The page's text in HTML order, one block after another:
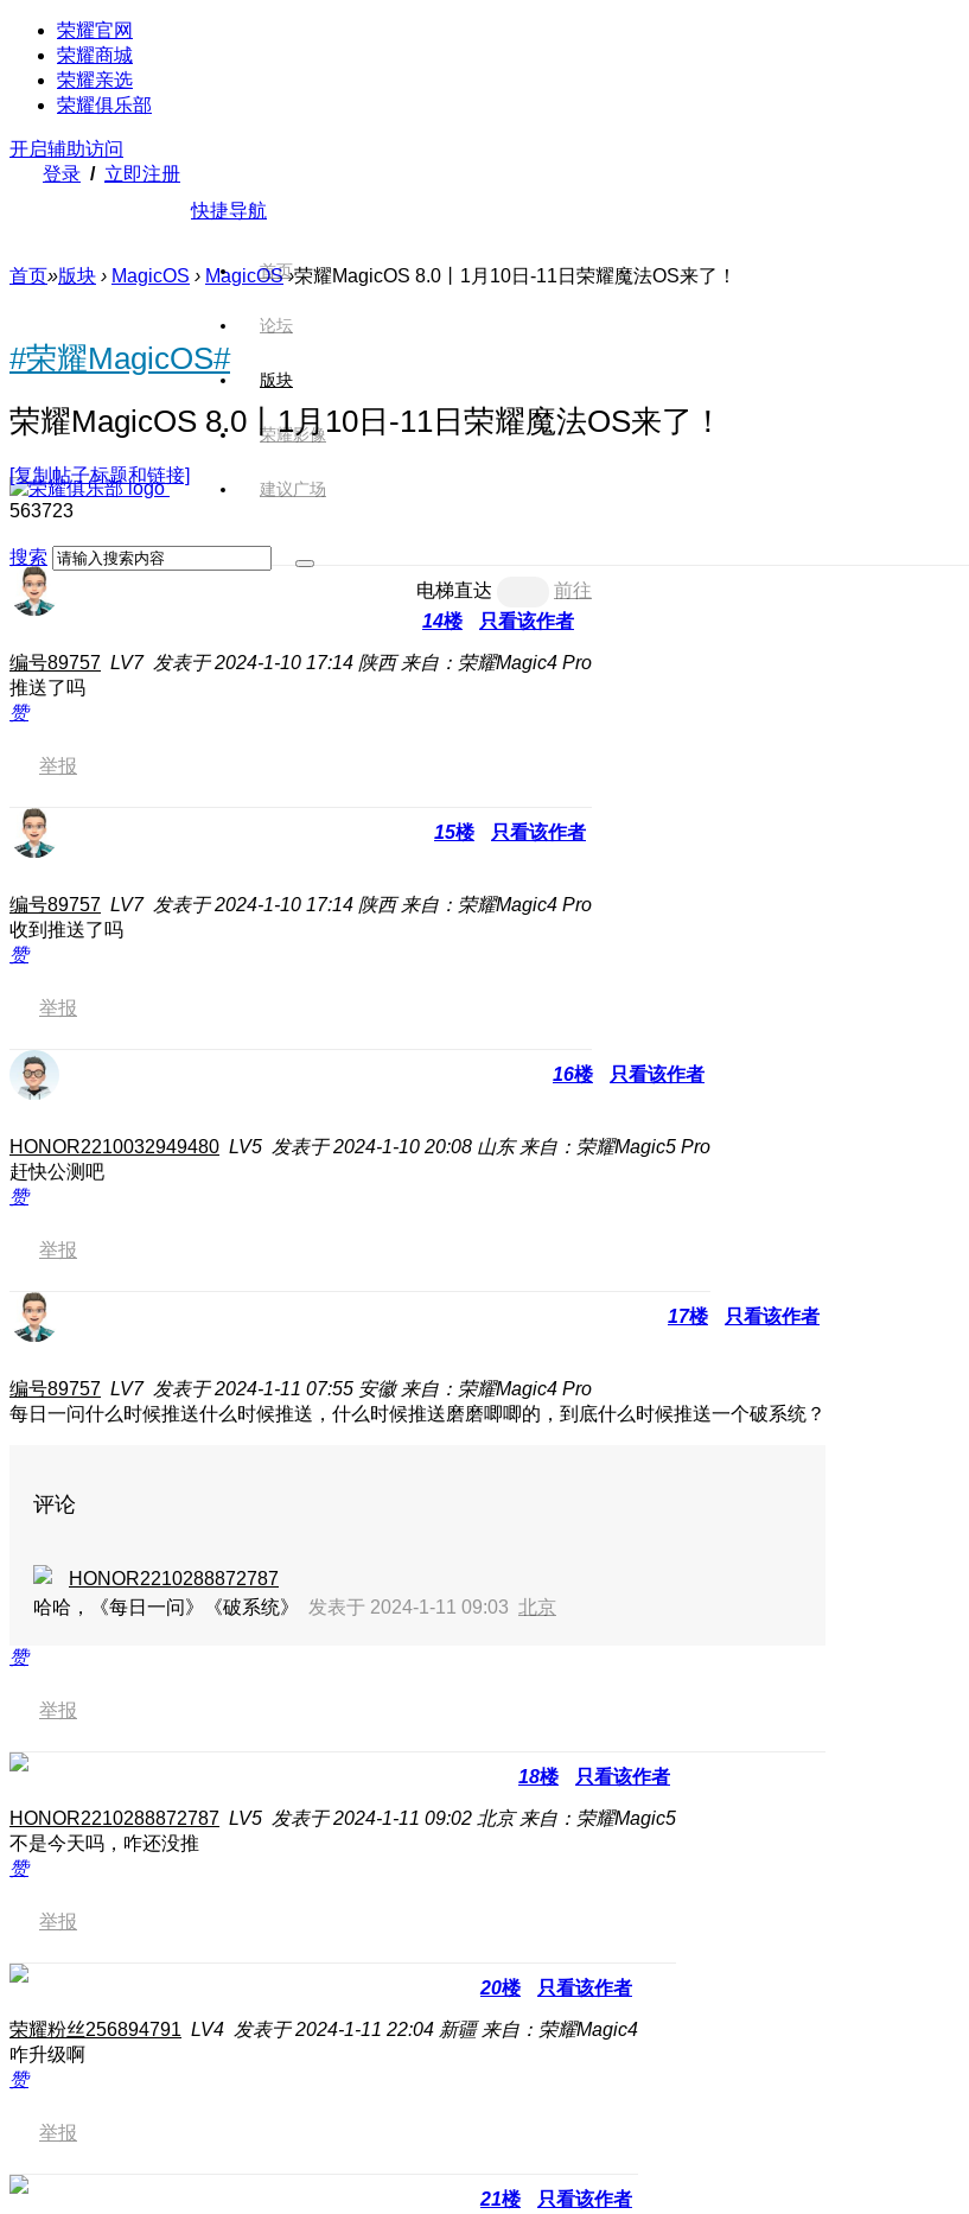
荣耀官网
荣耀商城
荣耀亲选
荣耀俱乐部
开启辅助访问
登录 / 立即注册
快捷导航
首页
论坛
版块
荣耀影像
建议广场
搜索
首页»版块 › MagicOS › MagicOS ›荣耀MagicOS 8.0丨1月10日-11日荣耀魔法OS来了！
#荣耀MagicOS#
荣耀MagicOS 8.0丨1月10日-11日荣耀魔法OS来了！
[复制帖子标题和链接]
563723
电梯直达
前往
14楼 只看该作者
编号89757 LV7 发表于 2024-1-10 17:14 陕西 来自：荣耀Magic4 Pro
推送了吗
赞
举报
15楼 只看该作者
编号89757 LV7 发表于 2024-1-10 17:14 陕西 来自：荣耀Magic4 Pro
收到推送了吗
赞
举报
16楼 只看该作者
HONOR2210032949480 LV5 发表于 2024-1-10 20:08 山东 来自：荣耀Magic5 Pro
赶快公测吧
赞
举报
17楼 只看该作者
编号89757 LV7 发表于 2024-1-11 07:55 安徽 来自：荣耀Magic4 Pro
每日一问什么时候推送什么时候推送，什么时候推送磨磨唧唧的，到底什么时候推送一个破系统？
评论
HONOR2210288872787
哈哈，《每日一问》《破系统》 发表于 2024-1-11 09:03 北京
赞
举报
18楼 只看该作者
HONOR2210288872787 LV5 发表于 2024-1-11 09:02 北京 来自：荣耀Magic5
不是今天吗，咋还没推
赞
举报
20楼 只看该作者
荣耀粉丝256894791 LV4 发表于 2024-1-11 22:04 新疆 来自：荣耀Magic4
咋升级啊
赞
举报
21楼 只看该作者